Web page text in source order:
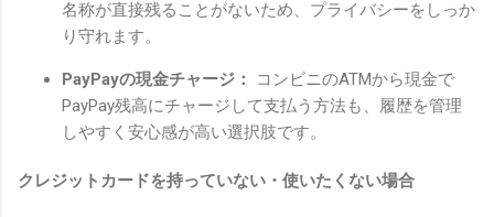
名称が直接残ることがないため、プライバシーをしっか
り守れます。
PayPayの現金チャージ：
コンビニのATMから現金で
PayPay残高にチャージして支払う方法も、履歴を管理
しやすく安心感が高い選択肢です。
クレジットカードを持っていない・使いたくない場合